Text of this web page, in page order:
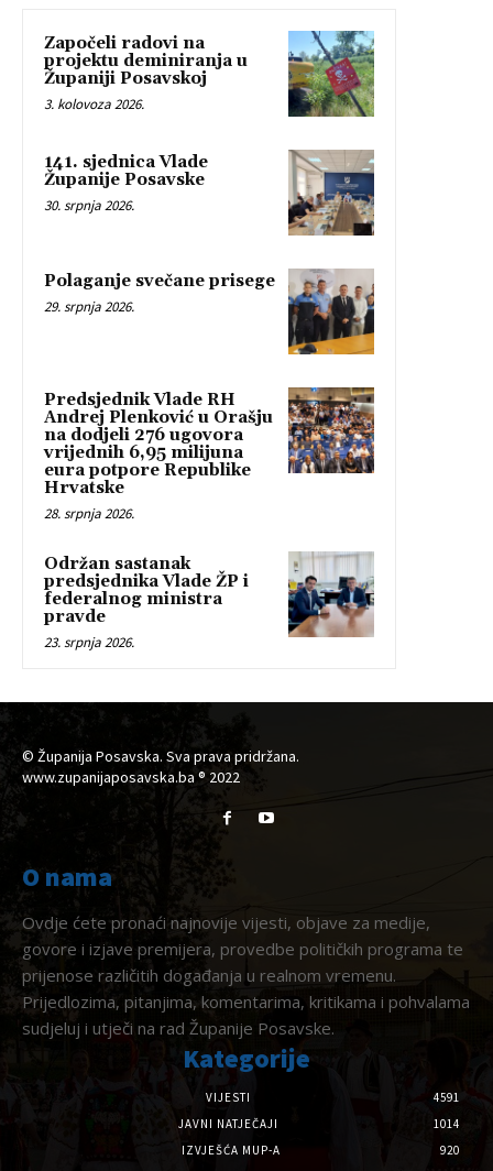
Započeli radovi na
projektu deminiranja u
Županiji Posavskoj
3. kolovoza 2026.
141. sjednica Vlade
Županije Posavske
30. srpnja 2026.
Polaganje svečane prisege
29. srpnja 2026.
Predsjednik Vlade RH
Andrej Plenković u Orašju
na dodjeli 276 ugovora
vrijednih 6,95 milijuna
eura potpore Republike
Hrvatske
28. srpnja 2026.
Održan sastanak
predsjednika Vlade ŽP i
federalnog ministra
pravde
23. srpnja 2026.
© Županija Posavska. Sva prava pridržana.
www.zupanijaposavska.ba ® 2022
O nama
Ovdje ćete pronaći najnovije vijesti, objave za medije,
govore i izjave premijera, provedbe političkih programa te
prijenose različitih događanja u realnom vremenu.
Prijedlozima, pitanjima, komentarima, kritikama i pohvalama
sudjeluj i utječi na rad Županije Posavske.
Kategorije
VIJESTI
4591
JAVNI NATJEČAJI
1014
IZVJEŠĆA MUP-A
920